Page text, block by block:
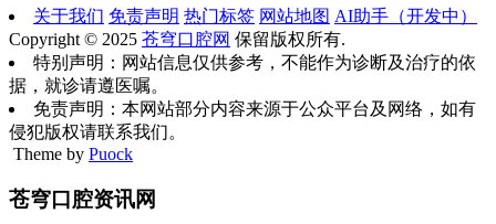
关于我们 免责声明 热门标签 网站地图 AI助手（开发中）
Copyright © 2025 苍穹口腔网 保留版权所有.
特别声明：网站信息仅供参考，不能作为诊断及治疗的依
据，就诊请遵医嘱。
免责声明：本网站部分内容来源于公众平台及网络，如有
侵犯版权请联系我们。
Theme by Puock
苍穹口腔资讯网